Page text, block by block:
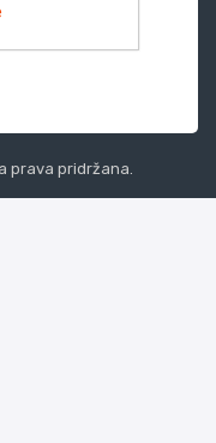
prava pridržana.